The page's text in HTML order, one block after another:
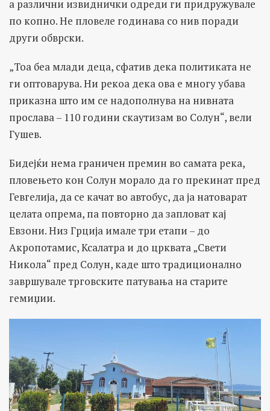
а различни извиднички одреди ги придружувале
по копно. Не пловеле годинава со нив поради
други обврски.
„Тоа беа млади деца, сфатив дека политиката не
ги оптоварува. Ни рекоа дека ова е многу убава
приказна што им се надополнува на нивната
прослава – 110 години скаутизам во Солун“, вели
Гушев.
Бидејќи нема граничен премин во самата река,
пловењето кон Солун морало да го прекинат пред
Гевгелија, да се качат во автобус, да ја натоварат
целата опрема, па повторно да запловат кај
Евзони. Низ Грција имале три етапи – до
Акропотамис, Ксалатра и до црквата „Свети
Никола“ пред Солун, каде што традиционално
завршувале трговските патувања на старите
гемиџии.